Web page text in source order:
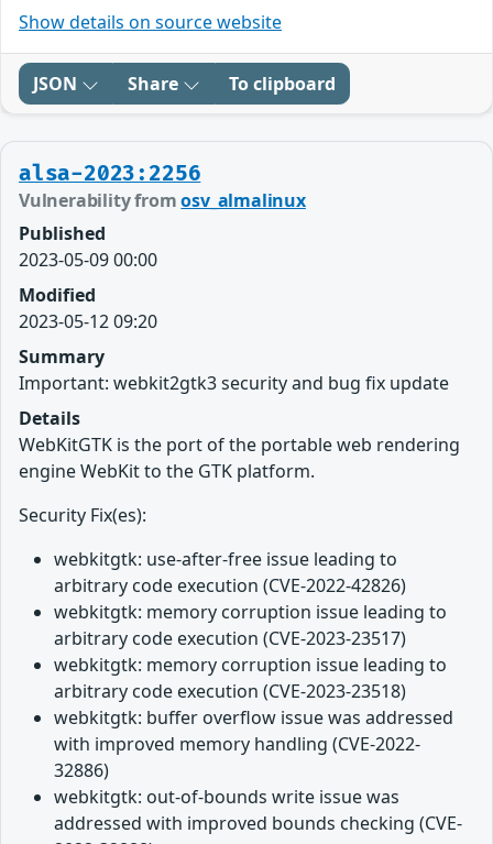
Show details on source website
JSON Share To clipboard
alsa-2023:2256
Vulnerability fromosv_almalinux
Published
2023-05-09 00:00
Modified
2023-05-12 09:20
Summary
Important: webkit2gtk3 security and bug fix update
Details
WebKitGTK is the port of the portable web rendering
engine WebKit to the GTK platform.
Security Fix(es):
webkitgtk: use-after-free issue leading to
arbitrary code execution (CVE-2022-42826)
webkitgtk: memory corruption issue leading to
arbitrary code execution (CVE-2023-23517)
webkitgtk: memory corruption issue leading to
arbitrary code execution (CVE-2023-23518)
webkitgtk: buffer overflow issue was addressed
with improved memory handling (CVE-2022-
32886)
webkitgtk: out-of-bounds write issue was
addressed with improved bounds checking (CVE-